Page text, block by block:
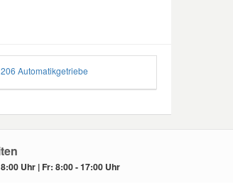
206 Automatikgetriebe
Uhr | Fr: 8:00 - 17:00 Uhr